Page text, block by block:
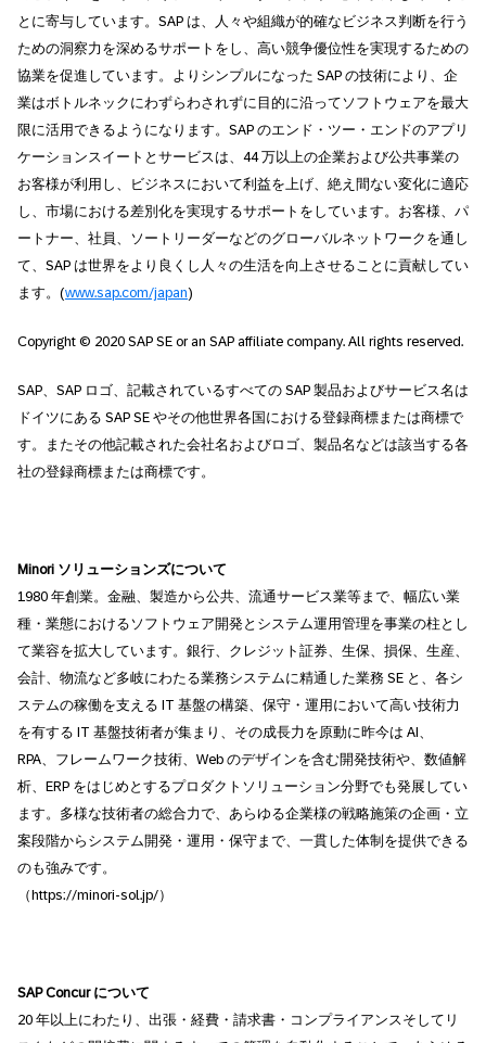
とに寄与しています。SAP は、人々や組織が的確なビジネス判断を行う
ための洞察力を深めるサポートをし、高い競争優位性を実現するための
協業を促進しています。よりシンプルになった SAP の技術により、企
業はボトルネックにわずらわされずに目的に沿ってソフトウェアを最大
限に活用できるようになります。SAP のエンド・ツー・エンドのアプリ
ケーションスイートとサービスは、44 万以上の企業および公共事業の
お客様が利用し、ビジネスにおいて利益を上げ、絶え間ない変化に適応
し、市場における差別化を実現するサポートをしています。お客様、パ
ートナー、社員、ソートリーダーなどのグローバルネットワークを通し
て、SAP は世界をより良くし人々の生活を向上させることに貢献してい
ます。(www.sap.com/japan)
Copyright © 2020 SAP SE or an SAP affiliate company. All rights reserved.
SAP、SAP ロゴ、記載されているすべての SAP 製品およびサービス名は
ドイツにある SAP SE やその他世界各国における登録商標または商標で
す。またその他記載された会社名およびロゴ、製品名などは該当する各
社の登録商標または商標です。
Minori ソリューションズについて
1980 年創業。金融、製造から公共、流通サービス業等まで、幅広い業
種・業態におけるソフトウェア開発とシステム運用管理を事業の柱とし
て業容を拡大しています。銀行、クレジット証券、生保、損保、生産、
会計、物流など多岐にわたる業務システムに精通した業務 SE と、各シ
ステムの稼働を支える IT 基盤の構築、保守・運用において高い技術力
を有する IT 基盤技術者が集まり、その成長力を原動に昨今は AI、
RPA、フレームワーク技術、Web のデザインを含む開発技術や、数値解
析、ERP をはじめとするプロダクトソリューション分野でも発展してい
ます。多様な技術者の総合力で、あらゆる企業様の戦略施策の企画・立
案段階からシステム開発・運用・保守まで、一貫した体制を提供できる
のも強みです。
（https://minori-sol.jp/）
SAP Concur について
20 年以上にわたり、出張・経費・請求書・コンプライアンスそしてリ